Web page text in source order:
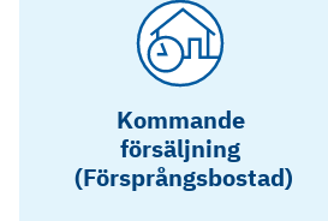
Kommande
försäljning
(Försprångsbostad)